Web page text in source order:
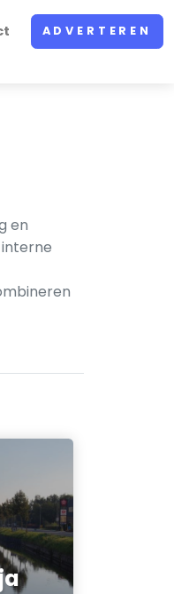
ADVERTEREN
en